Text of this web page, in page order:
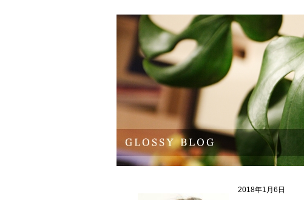
2018年1月6日